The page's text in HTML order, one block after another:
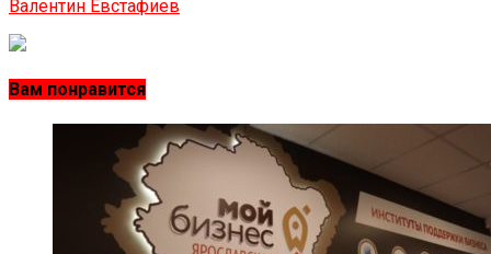
Валентин Евстафиев
Вам понравится